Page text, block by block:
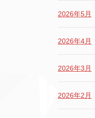
2026年5月
2026年4月
2026年3月
2026年2月